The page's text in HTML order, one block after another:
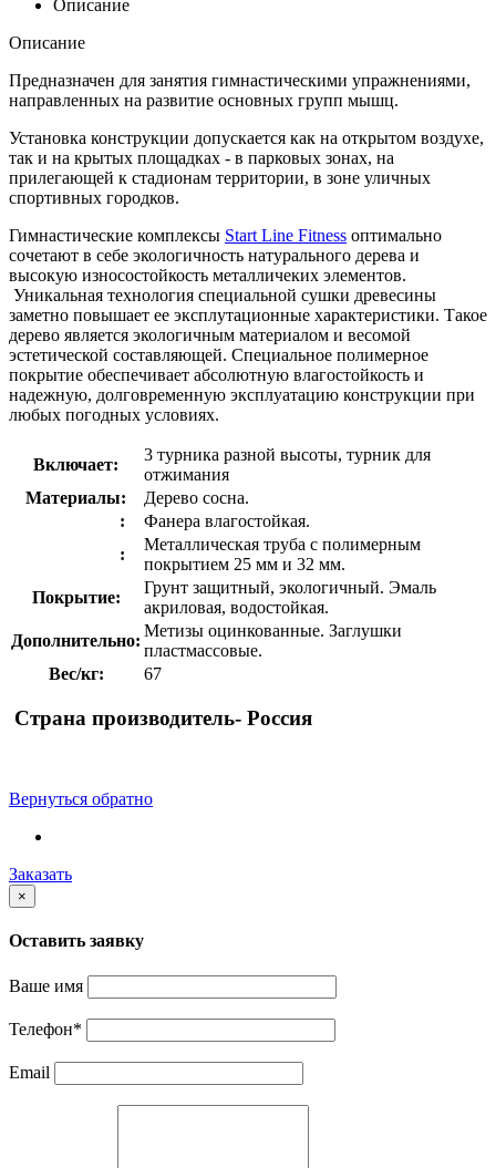
Описание
Описание
Предназначен для занятия гимнастическими упражнениями,
направленных на развитие основных групп мышц.
Установка конструкции допускается как на открытом воздухе,
так и на крытых площадках - в парковых зонах, на
прилегающей к стадионам территории, в зоне уличных
спортивных городков.
Гимнастические комплексы Start Line Fitness оптимально
сочетают в себе экологичность натурального дерева и
высокую износостойкость металличеких элементов.
Уникальная технология специальной сушки древесины
заметно повышает ее эксплутационные характеристики. Такое
дерево является экологичным материалом и весомой
эстетической составляющей. Специальное полимерное
покрытие обеспечивает абсолютную влагостойкость и
надежную, долговременную эксплуатацию конструкции при
любых погодных условиях.
Включает:
3 турника разной высоты, турник для
отжимания
Материалы:
Дерево сосна.
:
Фанера влагостойкая.
:
Металлическая труба с полимерным
покрытием 25 мм и 32 мм.
Покрытие:
Грунт защитный, экологичный. Эмаль
акриловая, водостойкая.
Дополнительно:
Метизы оцинкованные. Заглушки
пластмассовые.
Вес/кг:
67
Страна производитель- Россия
Вернуться обратно
Заказать
×
Оставить заявку
Ваше имя
Телефон*
Email